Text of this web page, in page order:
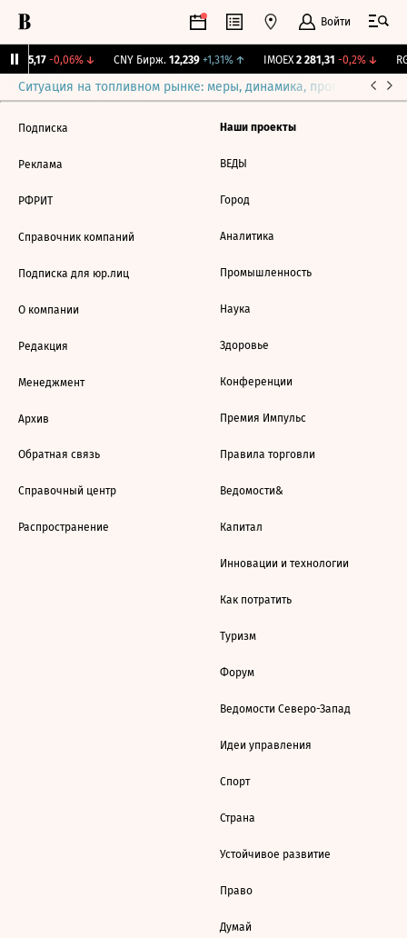
Войти
115,17 -0,06%↓ CNY Бирж. 12,239 +1,31%↑ IMOEX 2 281,31 -0,2%↓
Ситуация на топливном рынке: меры, динамика, прогнозы
Подписка
Реклама
РФРИТ
Справочник компаний
Подписка для юр.лиц
О компании
Редакция
Менеджмент
Архив
Обратная связь
Справочный центр
Распространение
Наши проекты
ВЕДЫ
Город
Аналитика
Промышленность
Наука
Здоровье
Конференции
Премия Импульс
Правила торговли
Ведомости&
Капитал
Инновации и технологии
Как потратить
Туризм
Форум
Ведомости Северо-Запад
Идеи управления
Спорт
Страна
Устойчивое развитие
Право
Думай